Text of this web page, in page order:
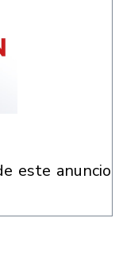
este anuncio